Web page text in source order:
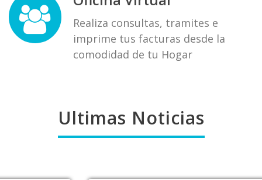
Realiza consultas, tramites e
imprime tus facturas desde la
comodidad de tu Hogar
Ultimas Noticias